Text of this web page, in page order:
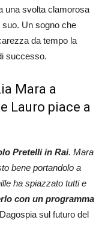
una svolta clamorosa
Un sogno che
da tempo la
successo.
Mara a
Lauro piace a
Pretelli in Rai. Mara
bene portandolo a
ha spiazzato tutti e
con un programma
sul futuro del